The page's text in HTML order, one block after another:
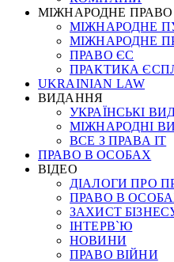
МІЖНАРОДНЕ ПРАВО
МІЖНАРОДНЕ
МІЖНАРОДНЕ
ПРАВО ЄС
ПРАКТИКА
UKRAINIAN LAW
ВИДАННЯ
УКРАЇНСЬКІ
МІЖНАРОДНІ
ВСЕ З ПРАВА ІТ
ПРАВО В ОСОБАХ
ВІДЕО
ДІАЛОГИ ПРО
ПРАВО В
ЗАХИСТ
ІНТЕРВ`Ю
НОВИНИ
ПРАВО ВІЙНИ